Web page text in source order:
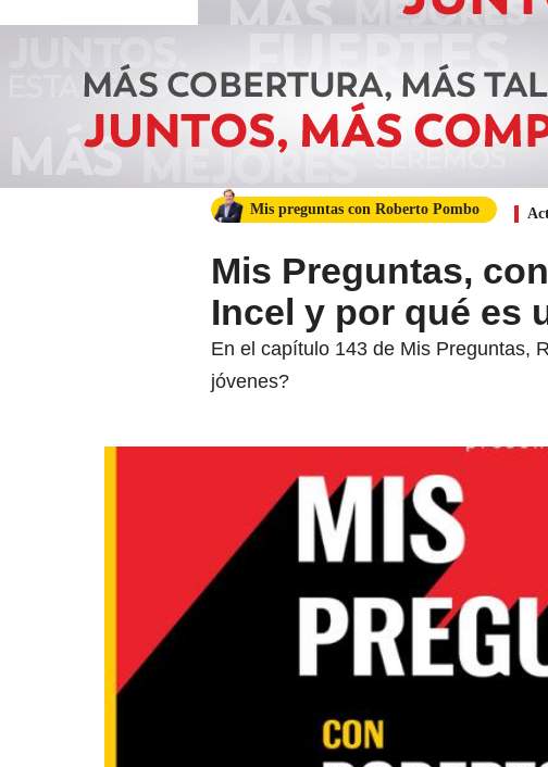
Mis preguntas con Roberto Pombo
Mis Preguntas,
Incel y por qué es
En el capítulo 143 de Mis Preguntas,
jóvenes?